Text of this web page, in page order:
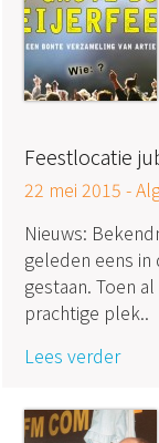
Feestlocatie
22 mei 2015 -
Nieuws:
geleden eens
gestaan. Toen
prachtige plek..
Lees verder